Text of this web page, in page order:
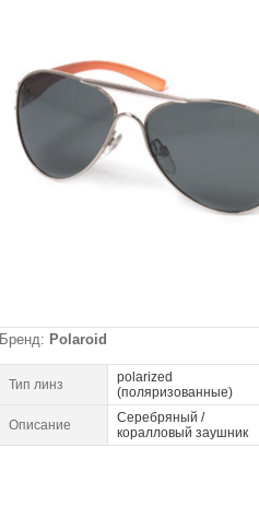
Бренд: Polaroid
Тип линз
polarized
(поляризованные)
Описание
Серебряный /
коралловый заушник